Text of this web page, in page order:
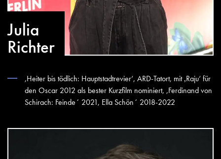
Julia
Richter
,Heiter bis tödlich: Hauptstadtrevier‘, ARD-Tatort, mit ‚Raju‘ für
den Oscar 2012 als bester Kurzfilm nominiert, ,Ferdinand von
Schirach: Feinde´ 2021, Ella Schön´ 2018-2022